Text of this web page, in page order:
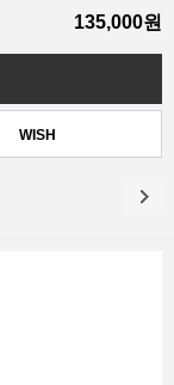
135,000원
WISH